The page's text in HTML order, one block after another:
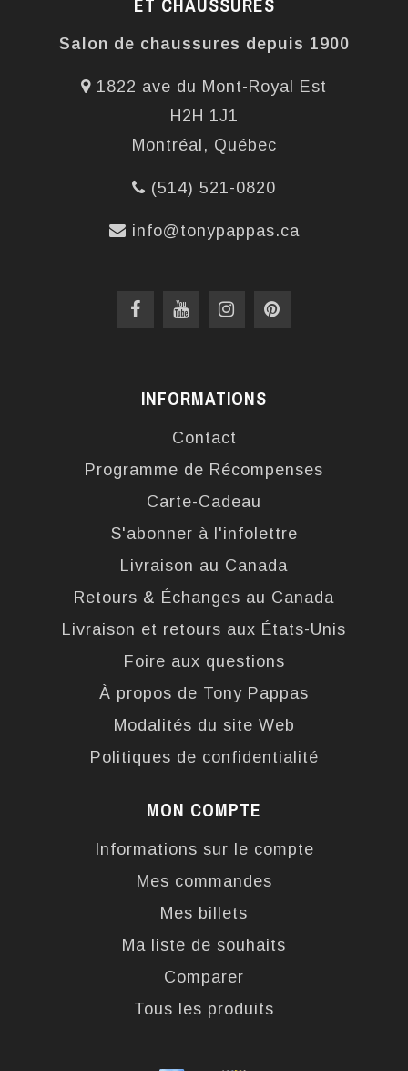
ET CHAUSSURES
Salon de chaussures depuis 1900
1822 ave du Mont-Royal Est
H2H 1J1
Montréal, Québec
(514) 521-0820
info@tonypappas.ca
INFORMATIONS
Contact
Programme de Récompenses
Carte-Cadeau
S'abonner à l'infolettre
Livraison au Canada
Retours & Échanges au Canada
Livraison et retours aux États-Unis
Foire aux questions
À propos de Tony Pappas
Modalités du site Web
Politiques de confidentialité
MON COMPTE
Informations sur le compte
Mes commandes
Mes billets
Ma liste de souhaits
Comparer
Tous les produits